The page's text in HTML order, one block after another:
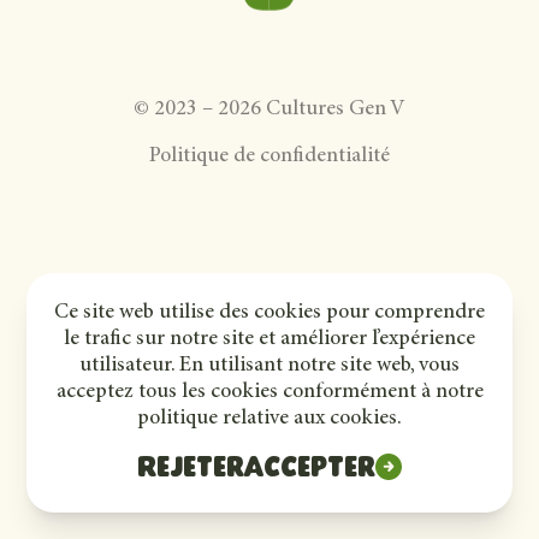
Ce site web utilise des cookies pour comprendre
le trafic sur notre site et améliorer l’expérience
utilisateur. En utilisant notre site web, vous
acceptez tous les cookies conformément à notre
politique relative aux cookies.
RejeterAccepter
© 2023 – 2026 Cultures Gen V
Politique de confidentialité